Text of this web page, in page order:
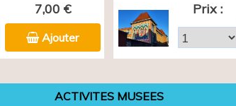
7,00 €
Ajouter
Prix :
ACTIVITES MUSEES